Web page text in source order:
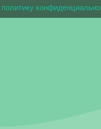
политику